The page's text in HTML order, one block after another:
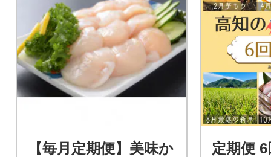
【毎月定期便】美味か
定期便